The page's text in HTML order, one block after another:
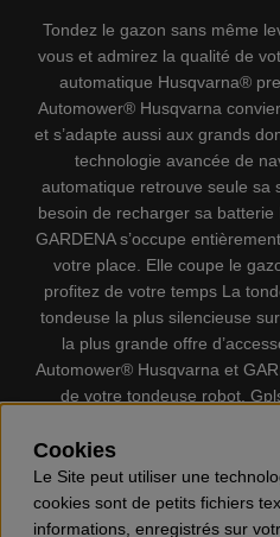
Tondez le gazon sans même
vous et admirez la qualité de
automatique Husqvarna®
Automower® Husqvarna
et s’adapte aussi aux grands
technologie avancée de
automatique retrouve seule sa
besoin de recharger sa
GARDENA s’occupe
votre place. Elle coupe le
profitez de votre temps La
tondeuse la plus silencieuse
la plus grande offre
Automower® Husqvarna et
de votre tondeuse robot.
individuel, Coupe-bordures,
Motoculteurs, Souffleur,
haute pression, Aspirateur,
forestiers, Lubrifiants,
Cookies
Le Site peut utiliser une
cookies sont de petits fichiers
informations, enregistrés sur